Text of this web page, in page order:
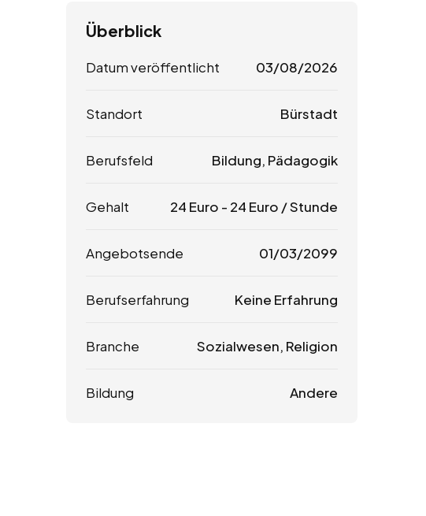
Überblick
Datum veröffentlicht 03/08/2026
Standort Bürstadt
Berufsfeld Bildung, Pädagogik
Gehalt 24 Euro - 24 Euro / Stunde
Angebotsende 01/03/2099
Berufserfahrung Keine Erfahrung
Branche Sozialwesen, Religion
Bildung Andere